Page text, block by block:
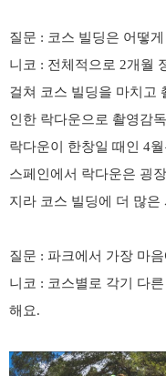
질문 : 코스 빌딩은 어떻
니코 : 전체적으로 2개월
걸쳐 코스 빌딩을 마치고
인한 락다운으로 촬영감
락다운이 한창일 때인 4
스페인에서 락다운은 굉
지라 코스 빌딩에 더 많
질문 : 파크에서 가장 마
니코 : 코스별로 각기 다
해요.